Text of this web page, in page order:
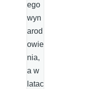
ego
wyn
arod
owie
nia,
a w
latac